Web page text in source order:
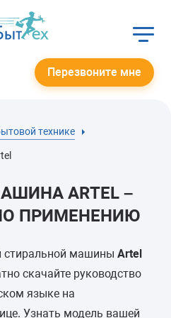
Перезвоните мне
технике
ARTEL –
ПРИМЕНЕНИЮ
стиральной машины Artel
скачайте руководство
языке на
Узнать модель вашей